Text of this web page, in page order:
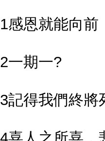
感恩就能向前
一期一?
記得我們終將